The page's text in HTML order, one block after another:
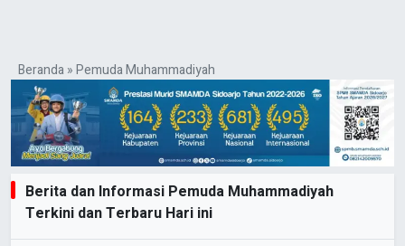
Beranda»Pemuda Muhammadiyah
Berita dan Informasi Pemuda Muhammadiyah
Terkini dan Terbaru Hari ini